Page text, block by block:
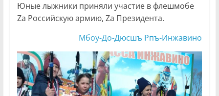
Юные лыжники приняли участие в флешмобе
Zа Российскую армию, Zа Президента.
Мбоу-До-Дюсшъ Рпъ-Инжавино